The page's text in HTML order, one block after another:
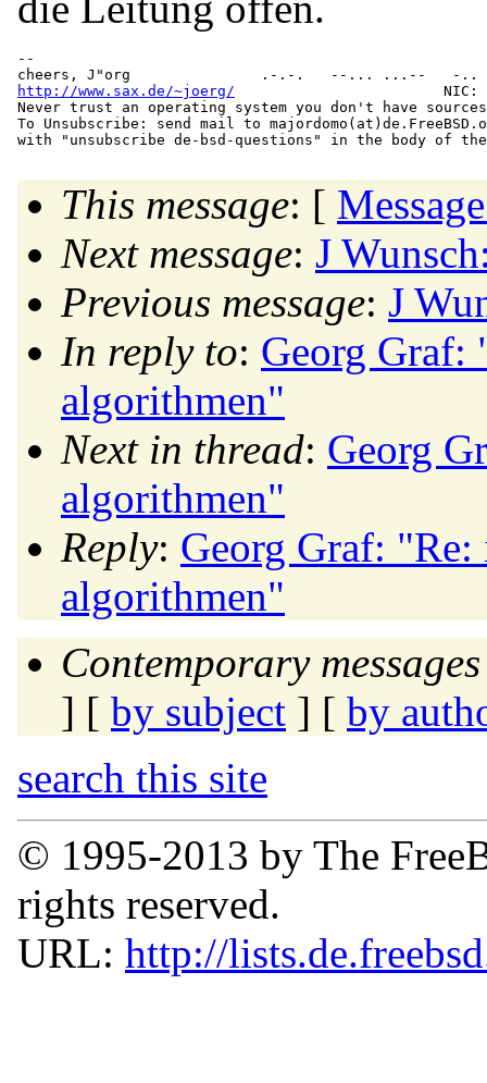
--
http://www.sax.de/~joerg/
NIC:
Never trust an operating system you don't have
To Unsubscribe: send mail to majordomo(at)de.
This message: [
Next message: J
Previous message: J
In reply to: Georg Graf:
algorithmen"
Next in thread: Georg
algorithmen"
Reply: Georg Graf:
algorithmen"
Contemporary
] [ by subject ] [ by
search this site
© 1995-2013 by The
rights reserved.
URL: http://